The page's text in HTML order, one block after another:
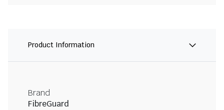
Product Information
Brand
FibreGuard